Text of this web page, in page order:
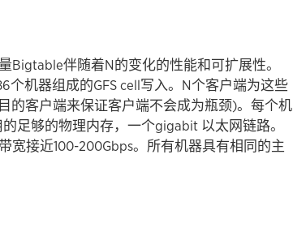
伴随着N的变化的性能和可扩展性。
个机器组成的GFS cell写入。N个客户端为这些
的客户端来保证客户端不会成为瓶颈)。每个机
足够的物理内存，一个gigabit 以太网链路。
宽接近100-200Gbps。所有机器具有相同的主